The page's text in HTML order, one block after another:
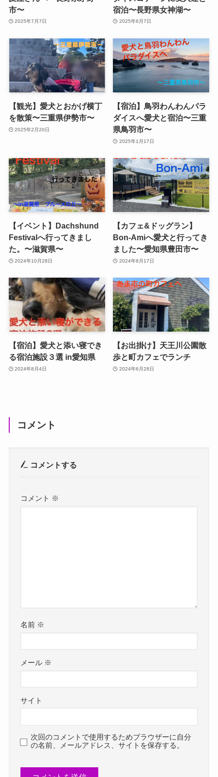
市〜
2025年7月7日
宿泊〜長野県女神湖〜
2025年6月7日
【観光】愛犬とおかげ横丁
を散策〜三重県伊勢市〜
2025年2月20日
【宿泊】鳥羽わんわんパラ
ダイスへ愛犬と宿泊〜三重
県鳥羽市〜
2025年1月17日
【イベント】Dachshund
Festivalへ行ってきまし
た。〜滋賀県〜
2024年10月28日
【カフェ&ドッグラン】
Bon-Amiへ愛犬と行ってき
ました〜愛知県豊田市〜
2024年8月17日
【宿泊】愛犬と添い寝でき
る宿泊施設３選 in愛知県
2024年8月4日
【お出掛け】天王川公園散
歩と町カフェでランチ
2024年6月28日
コメント
コメントする
コメント ※
名前 ※
メール ※
サイト
次回のコメントで使用するためブラウザーに自分
の名前、メールアドレス、サイトを保存する。